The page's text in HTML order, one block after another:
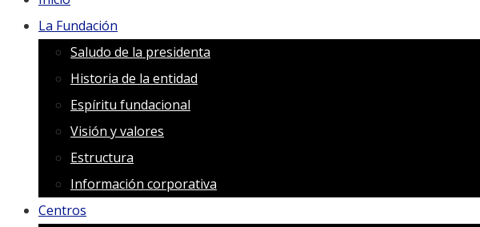
La Fundación
Saludo de la presidenta
Historia de la entidad
Espíritu fundacional
Visión y valores
Estructura
Información corporativa
Centros